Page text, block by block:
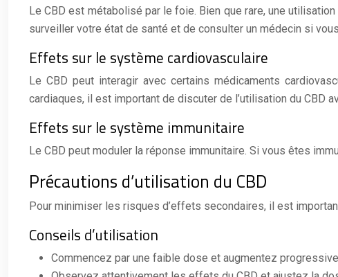
Le CBD est métabolisé par le foie. Bien que rare, une
surveiller votre état de santé et de consulter un médecin si
Effets sur le système cardiovasculaire
Le CBD peut interagir avec certains médicaments
cardiaques, il est important de discuter de l’utilisation du CBD
Effets sur le système immunitaire
Le CBD peut moduler la réponse immunitaire. Si vous êtes
Précautions d’utilisation du CBD
Pour minimiser les risques d’effets secondaires, il est
Conseils d’utilisation
Commencez par une faible dose et augmentez